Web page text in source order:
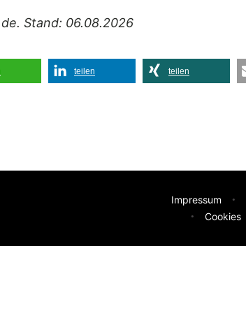
Stand: 06.08.2026
teilen teilen
Impressum
Cookies